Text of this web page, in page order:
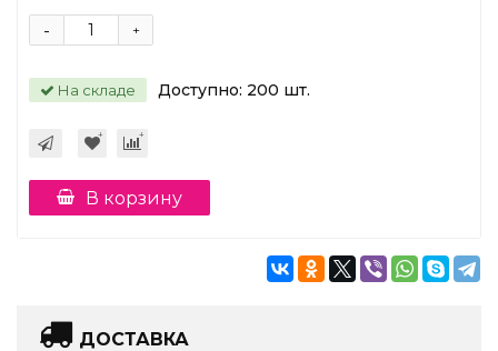
+
-
На складе Доступно: 200 шт.
В корзину
ДОСТАВКА